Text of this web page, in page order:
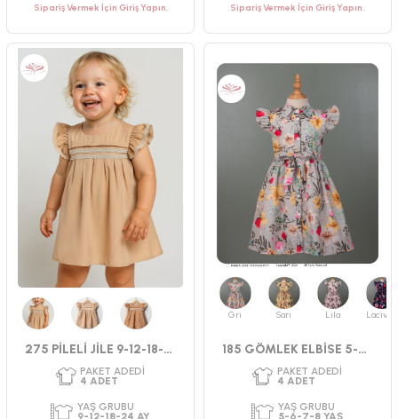
PAKET ADEDI
4ADET
YAŞ GRUBU
9-12-18-24 AY
CINSIYET
KIZ
4ADET
YAŞ GRUBU
9-12-18-24 AY
CINSIYET
KIZ
Sipariş Vermek İçin Giriş Yapın. Sipariş Vermek İçin Giriş Yapın.
275 PİLELİ JİLE 9-12-18-24 AY
Gri Sarı Lila
185 GÖMLEK ELBİSE 5-6-7-8